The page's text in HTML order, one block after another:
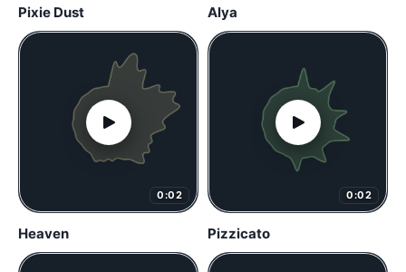
Pixie Dust Alya
0:02
Heaven
0:02
Pizzicato